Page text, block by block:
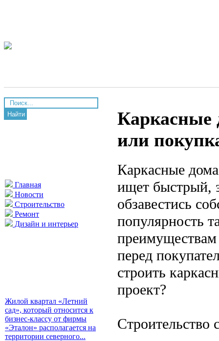
Найти
Главная
Новости
Строительство
Ремонт
Дизайн и интерьер
Жилой квартал «Летний
сад», который относится к
бизнес-классу от фирмы
«Эталон» располагается на
территории северного...
Каркасные
или
Каркасные
ищет быстрый,
обзавестись
популярность
перед
строить
проект?
Строительство